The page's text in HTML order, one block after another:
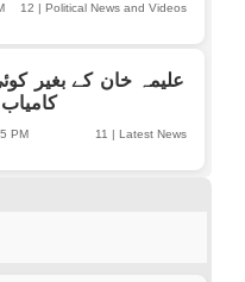
12 | Political News and Videos
علیمہ خان کے بغیر
11 | Latest News
PM